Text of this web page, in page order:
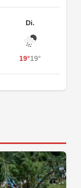
Di.
19°19°